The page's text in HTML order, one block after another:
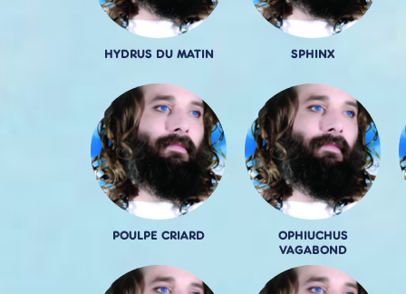
HYDRUS DU MATIN SPHINX
POULPE CRIARD
OPHIUCHUS
VAGABOND